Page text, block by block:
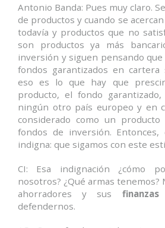
Antonio Banda: Pues muy claro.
de productos y cuando se
todavía y productos que no
son productos ya más
inversión y siguen pensando
fondos garantizados en
eso es lo que hay que
producto, el fondo
ningún otro país europeo y en
considerado como un
fondos de inversión.
indigna: que sigamos con este
CI: Esa indignación ¿cómo
nosotros? ¿Qué armas
ahorradores y sus
defendernos.